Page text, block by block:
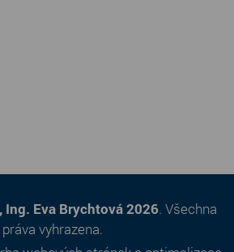
Ing. Eva Brychtová 2026. Všechna
práva vyhrazena.